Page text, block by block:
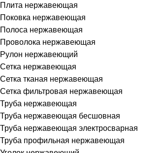
Плита нержавеющая
Поковка нержавеющая
Полоса нержавеющая
Проволока нержавеющая
Рулон нержавеющий
Сетка нержавеющая
Сетка тканая нержавеющая
Сетка фильтровая нержавеющая
Труба нержавеющая
Труба нержавеющая бесшовная
Труба нержавеющая электросварная
Труба профильная нержавеющая